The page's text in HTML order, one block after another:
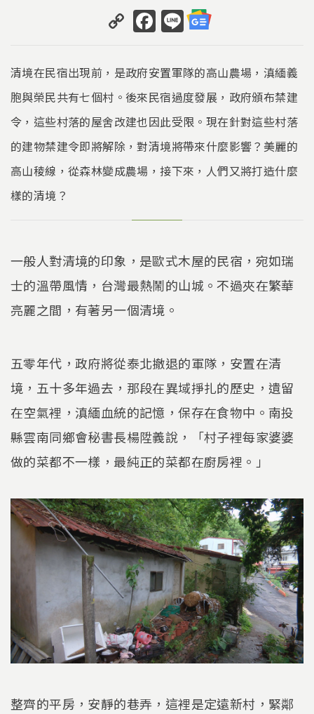
C
o
p
y
Li
n
k
F
a
c
e
b
o
o
k
Li
n
e
清境在民宿出現前，是政府安置軍隊的高山農場，滇緬義
胞與榮民共有七個村。後來民宿過度發展，政府頒布禁建
令，這些村落的屋舍改建也因此受限。現在針對這些村落
的建物禁建令即將解除，對清境將帶來什麼影響？美麗的
高山稜線，從森林變成農場，接下來，人們又將打造什麼
樣的清境？
一般人對清境的印象，是歐式木屋的民宿，宛如瑞
士的溫帶風情，台灣最熱鬧的山城。不過夾在繁華
亮麗之間，有著另一個清境。
五零年代，政府將從泰北撤退的軍隊，安置在清
境，五十多年過去，那段在異域掙扎的歷史，遺留
在空氣裡，滇緬血統的記憶，保存在食物中。南投
縣雲南同鄉會秘書長楊陞義說，「村子裡每家婆婆
做的菜都不一樣，最純正的菜都在廚房裡。」
整齊的平房，安靜的巷弄，這裡是定遠新村，緊鄰